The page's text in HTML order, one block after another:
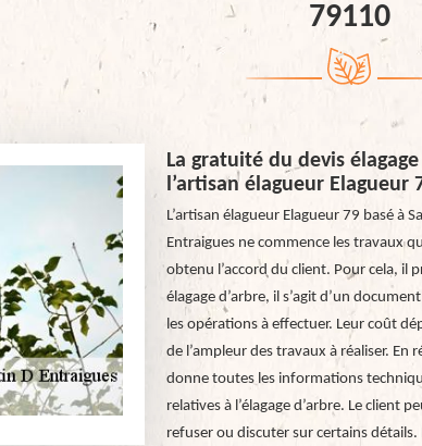
79110
La gratuité du devis
l’artisan élagueur Elagueur
L’artisan élagueur Elagueur 79 basé à
Entraigues ne commence les travaux
obtenu l’accord du client. Pour cela, il
élagage d’arbre, il s’agit d’un
les opérations à effectuer. Leur coût
de l’ampleur des travaux à réaliser. En
donne toutes les informations
relatives à l’élagage d’arbre. Le client
refuser ou discuter sur certains détails.